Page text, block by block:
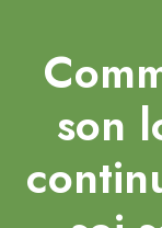
son